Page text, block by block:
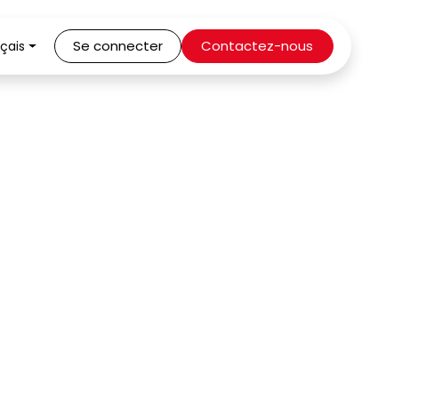
Se connecter Contactez-nous